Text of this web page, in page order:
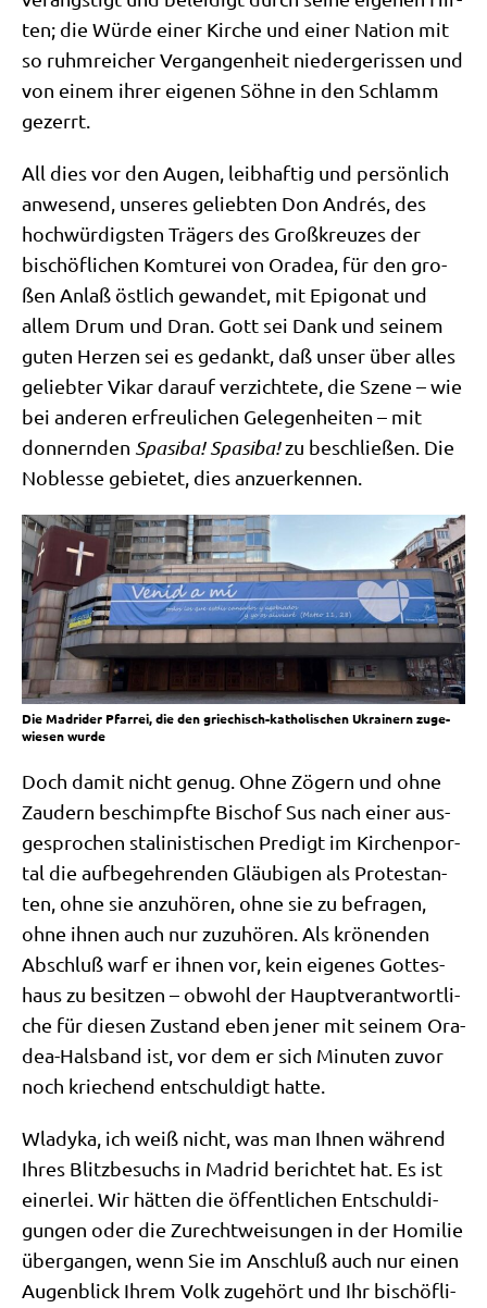
ten; die Wür­de einer Kir­che und einer Nati­on mit
so ruhm­rei­cher Ver­gan­gen­heit nie­der­ge­ris­sen und
von einem ihrer eige­nen Söh­ne in den Schlamm
gezerrt.
All dies vor den Augen, leib­haf­tig und per­sön­lich
anwe­send, unse­res gelieb­ten Don Andrés, des
hoch­wür­dig­sten Trä­gers des Groß­kreu­zes der
bischöf­li­chen Kom­tu­rei von Ora­dea, für den gro­
ßen Anlaß öst­lich gewan­det, mit Epi­gon­at und
allem Drum und Dran. Gott sei Dank und sei­nem
guten Her­zen sei es gedankt, daß unser über alles
gelieb­ter Vikar dar­auf ver­zich­te­te, die Sze­ne – wie
bei ande­ren erfreu­li­chen Gele­gen­hei­ten – mit
don­nern­den Spa­si­ba! Spa­si­ba!zu beschlie­ßen. Die
Nobles­se gebie­tet, dies anzuerkennen.
Die Madri­der Pfar­rei, die den grie­chisch-katho­li­schen Ukrai­nern zuge­
wie­sen wurde
Doch damit nicht genug. Ohne Zögern und ohne
Zau­dern beschimpf­te Bischof Sus nach einer aus­
ge­spro­chen sta­li­ni­sti­schen Pre­digt im Kir­chen­por­
tal die auf­be­geh­ren­den Gläu­bi­gen als Pro­te­stan­
ten, ohne sie anzu­hö­ren, ohne sie zu befra­gen,
ohne ihnen auch nur zuzu­hö­ren. Als krö­nen­den
Abschluß warf er ihnen vor, kein eige­nes Got­tes­
haus zu besit­zen – obwohl der Haupt­ver­ant­wort­li­
che für die­sen Zustand eben jener mit sei­nem Ora­
dea-Hals­band ist, vor dem er sich Minu­ten zuvor
noch krie­chend ent­schul­digt hatte.
Wla­dy­ka, ich weiß nicht, was man Ihnen wäh­rend
Ihres Blitz­be­suchs in Madrid berich­tet hat. Es ist
einer­lei. Wir hät­ten die öffent­li­chen Ent­schul­di­
gun­gen oder die Zurecht­wei­sun­gen in der Homi­lie
über­gan­gen, wenn Sie im Anschluß auch nur einen
Augen­blick Ihrem Volk zuge­hört und Ihr bischöf­li­